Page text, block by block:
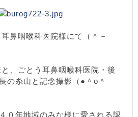
鼻咽喉科医院様にて（＾－
、ごとう耳鼻咽喉科医院・後
の糸山と記念撮影（●＾o＾
０年地域のみな様に愛される認